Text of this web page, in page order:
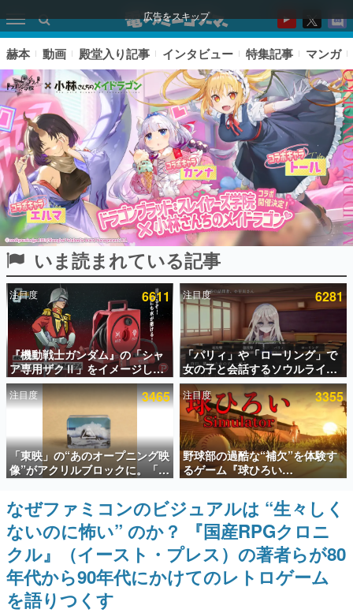
広告をスキップ
ピックアップ
電ファミのいま読まれている記事ランキング
アプリセール情報
インタビュー
連載・特集一覧
殿堂入り記事
SNS拡散数が数千以上！ ページビュー数万以上！ などな
ど。多くの人々に読まれた、電ファミ渾身の“殿堂入り”記
事をまとめました。
ゲームの企画書
名作ゲームクリエイターの方々に製作時のエピソードをお
聞きし、ヒットする企画（ゲーム）とは何か？を探ってい
きます。
赫本
この物語を解いてはいけない。『赫本』は、〈試験問題〉
の形をした短編ホラー小説集です。
赫本 動画 殿堂入り記事 インタビュー 特集記事 マンガ
いま読まれている記事
注目度 6611
『機動戦士ガンダム』の「シャ
ア専用ザクⅡ」をイメージした
散水ホースリールが予約開始。
本体にはシャアのパーソナルマ
ークやジオン公国軍のエンブレ
ム、型式番号などを配置
注目度 6281
「パリィ」や「ローリング」で
女の子と会話するソウルライク
恋愛ゲーム『小早川さんはソウ
ルライク』無料公開。返事に失
敗すると「YOU DIED」
注目度 3465
「東映」の“あのオープニング映
像”がアクリルブロックに。「東
映ヒストリカル グッズコレクシ
ョン」が8月下旬より発売
注目度 3355
野球部の過酷な“補欠”を体験す
るゲーム『球ひろい
Simulator』が「1件」のウィッ
シュリストをもとにチェコ語に
対応しSNSで話題に。『キング
ダム・カム』開発元やチェコの
プロ野球選手から称賛の声
なぜファミコンのビジュアルは “生々しく
ないのに怖い” のか？ 『国産RPGクロニ
クル』（イースト・プレス）の著者らが80
年代から90年代にかけてのレトロゲーム
を語りつくす